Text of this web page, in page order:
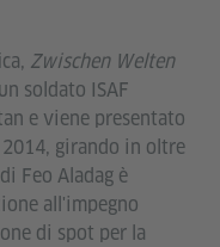
Zwischen Welten
soldato ISAF
e viene presentato
2014, girando in oltre
Feo Aladag è
all'impegno
di spot per la